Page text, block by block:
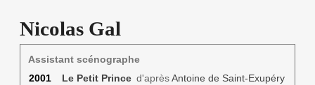
Nicolas Gal
Assistant scénographe
2001
Le Petit Princed'aprèsAntoine de Saint-Exupéry